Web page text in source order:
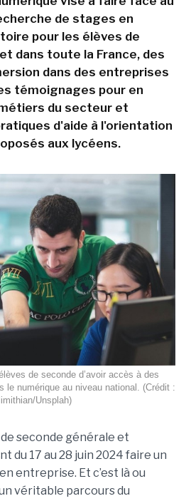
de stages en
pour les élèves de
dans toute la France, des
dans des entreprises
témoignages pour en
du secteur et
d'aide à l'orientation
aux lycéens.
de seconde d’avoir accès à des
le numérique au niveau national. (Crédit :
Unsplah)
seconde générale et
du 17 au 28 juin 2024 faire un
entreprise. Et c’est là ou
véritable parcours du